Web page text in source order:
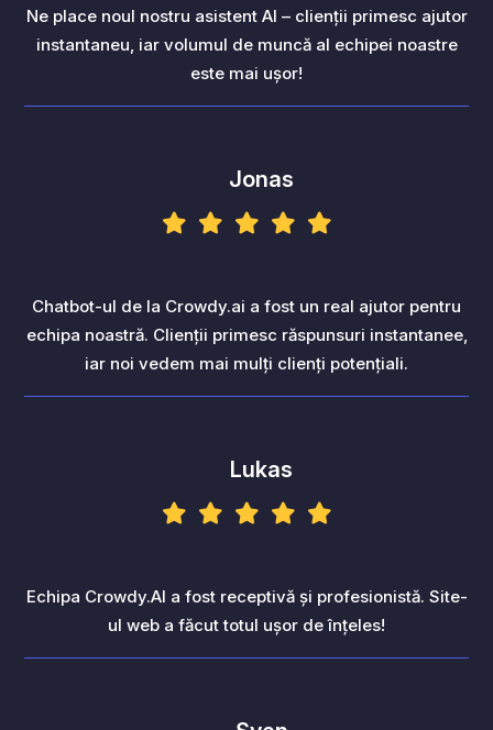
Ne place noul nostru asistent AI – clienții primesc ajutor
instantaneu, iar volumul de muncă al echipei noastre
este mai ușor!
Jonas
Chatbot-ul de la Crowdy.ai a fost un real ajutor pentru
echipa noastră. Clienții primesc răspunsuri instantanee,
iar noi vedem mai mulți clienți potențiali.
Lukas
Echipa Crowdy.AI a fost receptivă și profesionistă. Site-
ul web a făcut totul ușor de înțeles!